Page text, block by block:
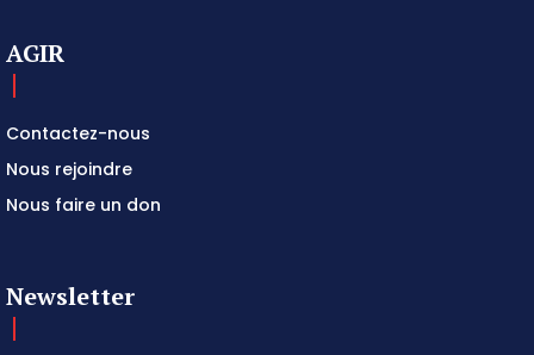
AGIR
Contactez-nous
Nous rejoindre
Nous faire un don
Newsletter